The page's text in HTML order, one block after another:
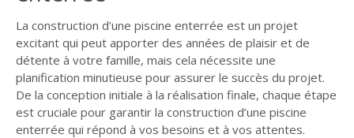
LIGNE JARDIN
INFO PAYSAGISTE
GUIDE JARDIN ET
PAYSAGE
La construction d’une piscine enterrée est un projet
excitant qui peut apporter des années de plaisir et de
détente à votre famille, mais cela nécessite une
planification minutieuse pour assurer le succès du projet.
De la conception initiale à la réalisation finale, chaque étape
est cruciale pour garantir la construction d’une piscine
enterrée qui répond à vos besoins et à vos attentes.